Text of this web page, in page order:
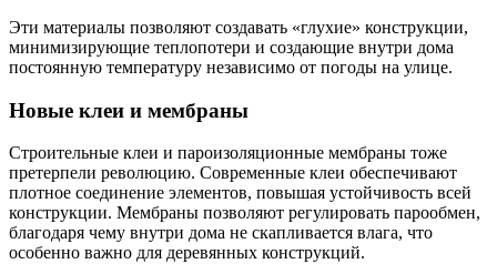
Эти материалы позволяют создавать «глухие» конструкции,
минимизирующие теплопотери и создающие внутри дома
постоянную температуру независимо от погоды на улице.
Новые клеи и мембраны
Строительные клеи и пароизоляционные мембраны тоже
претерпели революцию. Современные клеи обеспечивают
плотное соединение элементов, повышая устойчивость всей
конструкции. Мембраны позволяют регулировать парообмен,
благодаря чему внутри дома не скапливается влага, что
особенно важно для деревянных конструкций.